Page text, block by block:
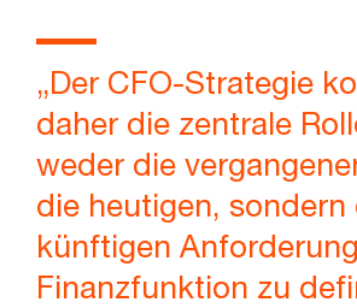
„Der CFO-Strategie
daher die zentrale
weder die
die heutigen, sondern
künftigen
Finanzfunktion zu